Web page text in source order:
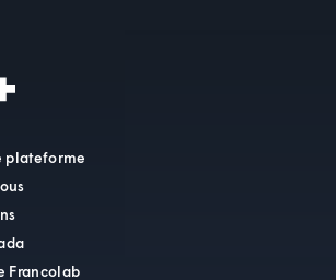
plateforme
Francolab